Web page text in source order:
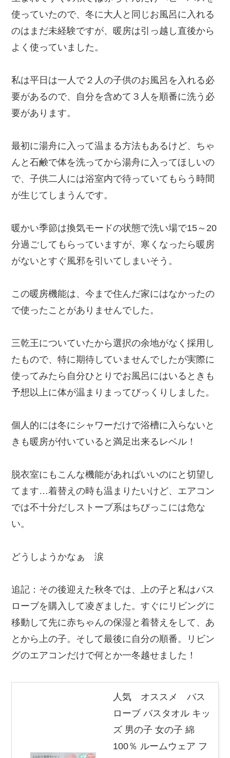
使っていたので、冬に大人と同じお風呂に入れる
のはまだ未経験ですが、暖房は引っ越し直後から
よく使っていました。
私は平日は一人で２人の子供のお風呂を入れる必
要があるので、自分を含めて３人を順番に洗う必
要があります。
最初に湯舟に入って温まる方法もあるけど、ちゃ
んと石鹸で体を洗ってから湯舟に入ってほしいの
で、子供二人には浴室内で待っていてもらう時間
が生じてしまうんです。
暖かい季節は換気モードの状態で洗い場で15～20
分過ごしてもらっていますが、寒くなったら暖房
がないとすぐ風邪を引いてしまいそう。
この暖房機能は、今まで住んだ家にはなかったの
で使ったことがありませんでした。
三乾王についていたから選択の余地がなく採用し
たもので、特に期待していませんでしたが実際に
使ってみたら自分ひとりでお風呂にはいるときも
予想以上に体が温まりまってびっくりしました。
個人的には冬にシャワーだけで浴槽に入らないと
きも暖房が付いていると満足出来るレベル！
脱衣室にもこんな機能があればいいのにと切望し
てます…着替えの時も温まりたいけど、エアコン
では不十分だしストーブ系はちびっこには危な
い。
どうしようかなぁ 涙
追記：その後迎えた秋冬では、上の子と私はバス
ローブを購入して凌ぎました。すぐにリビングに
移動して先に赤ちゃんの保湿と着替えをして、あ
とから上の子。そして最後に自分の順番。リビン
グのエアコンだけで何とか一冬越せました！
人気 オススメ バス
ローブ バスタオル キッ
ズ 男の子 女の子 綿
100％ ルームウェア フ